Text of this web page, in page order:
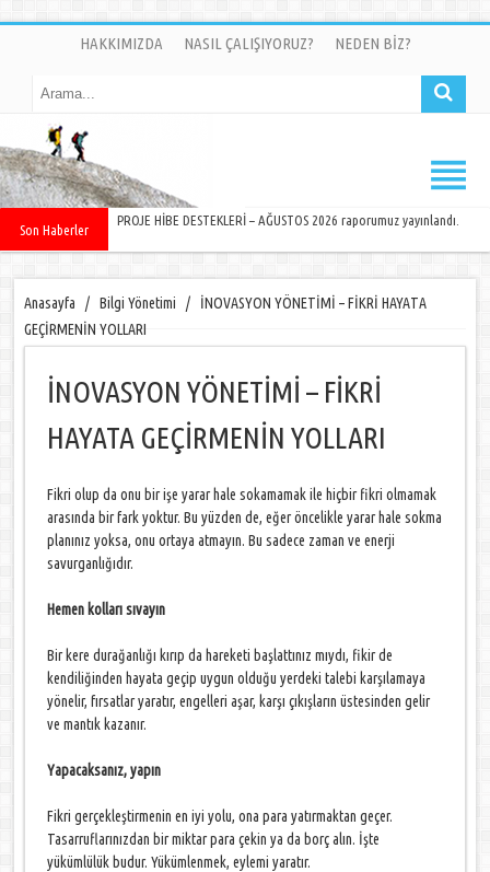
HAKKIMIZDA NASIL ÇALIŞIYORUZ? NEDEN BİZ?
Son Haberler
PROJE HİBE DESTEKLERİ – AĞUSTOS 2026 raporumuz yayınlandı.
Anasayfa / Bilgi Yönetimi /
İNOVASYON YÖNETİMİ – FİKRİ HAYATA
GEÇİRMENİN YOLLARI
İNOVASYON YÖNETİMİ – FİKRİ
HAYATA GEÇİRMENİN YOLLARI
Fikri olup da onu bir işe yarar hale sokamamak ile hiçbir fikri olmamak
arasında bir fark yoktur. Bu yüzden de, eğer öncelikle yarar hale sokma
planınız yoksa, onu ortaya atmayın. Bu sadece zaman ve enerji
savurganlığıdır.
Hemen kolları sıvayın
Bir kere durağanlığı kırıp da hareketi başlattınız mıydı, fikir de
kendiliğinden hayata geçip uygun olduğu yerdeki talebi karşılamaya
yönelir, fırsatlar yaratır, engelleri aşar, karşı çıkışların üstesinden gelir
ve mantık kazanır.
Yapacaksanız, yapın
Fikri gerçekleştirmenin en iyi yolu, ona para yatırmaktan geçer.
Tasarruflarınızdan bir miktar para çekin ya da borç alın. İşte
yükümlülük budur. Yükümlenmek, eylemi yaratır.